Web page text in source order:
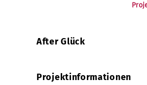
After Glück
Projektinformationen